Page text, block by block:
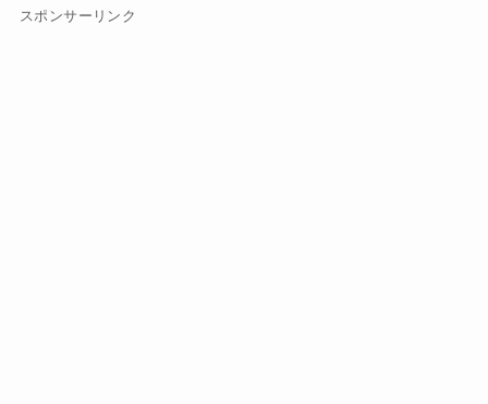
スポンサーリンク